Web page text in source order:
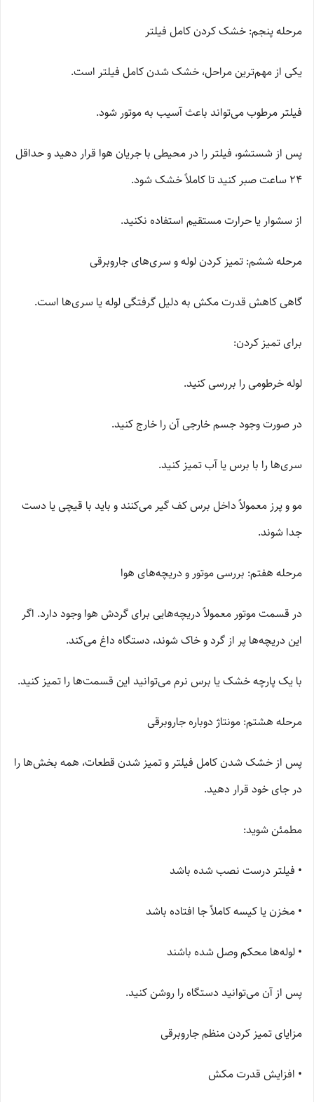
مرحله پنجم: خشک کردن کامل فیلتر
یکی از مهم‌ترین مراحل، خشک شدن کامل فیلتر است.
فیلتر مرطوب می‌تواند باعث آسیب به موتور شود.
پس از شستشو، فیلتر را در محیطی با جریان هوا قرار دهید و حداقل
24 ساعت صبر کنید تا کاملاً خشک شود.
از سشوار یا حرارت مستقیم استفاده نکنید.
مرحله ششم: تمیز کردن لوله و سری‌های جاروبرقی
گاهی کاهش قدرت مکش به دلیل گرفتگی لوله یا سری‌ها است.
برای تمیز کردن:
لوله خرطومی را بررسی کنید.
در صورت وجود جسم خارجی آن را خارج کنید.
سری‌ها را با برس یا آب تمیز کنید.
مو و پرز معمولاً داخل برس کف گیر می‌کنند و باید با قیچی یا دست
جدا شوند.
مرحله هفتم: بررسی موتور و دریچه‌های هوا
در قسمت موتور معمولاً دریچه‌هایی برای گردش هوا وجود دارد. اگر
این دریچه‌ها پر از گرد و خاک شوند، دستگاه داغ می‌کند.
با یک پارچه خشک یا برس نرم می‌توانید این قسمت‌ها را تمیز کنید.
مرحله هشتم: مونتاژ دوباره جاروبرقی
پس از خشک شدن کامل فیلتر و تمیز شدن قطعات، همه بخش‌ها را
در جای خود قرار دهید.
مطمئن شوید:
• فیلتر درست نصب شده باشد
• مخزن یا کیسه کاملاً جا افتاده باشد
• لوله‌ها محکم وصل شده باشند
پس از آن می‌توانید دستگاه را روشن کنید.
مزایای تمیز کردن منظم جاروبرقی
• افزایش قدرت مکش